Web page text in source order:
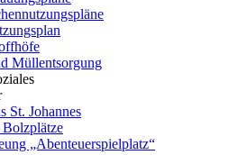
Müllentsorgung
St. Johannes
„Abenteuerspielplatz“